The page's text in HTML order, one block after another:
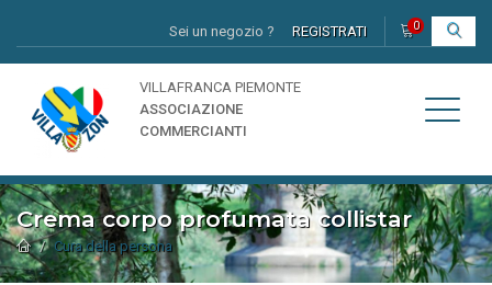
Sei un negozio ? REGISTRATI 0
VILLAFRANCA PIEMONTE
ASSOCIAZIONE
COMMERCIANTI
Crema corpo profumata collistar
Cura della persona